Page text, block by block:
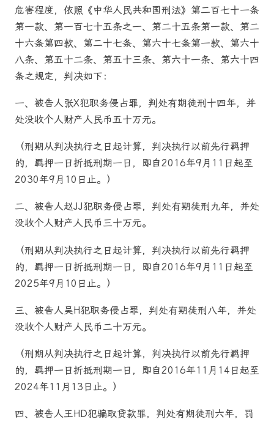
危害程度，依照《中华人民共和国刑法》第二百七十一条
第一款、第一百七十五条之一、第二十五条第一款、第二
十六条第四款、第二十七条、第六十七条第一款、第六十
八条、第五十二条、第五十三条、第六十一条、第六十四
条之规定，判决如下：
一、被告人张X犯职务侵占罪，判处有期徒刑十四年，并
处没收个人财产人民币五十万元。
（刑期从判决执行之日起计算，判决执行以前先行羁押
的，羁押一日折抵刑期一日，即自2016年9月11日起至
2030年9月10日止。）
二、被告人赵JJ犯职务侵占罪，判处有期徒刑九年，并处
没收个人财产人民币三十万元。
（刑期从判决执行之日起计算，判决执行以前先行羁押
的，羁押一日折抵刑期一日，即自2016年9月11日起至
2025年9月10日止。）
三、被告人吴H犯职务侵占罪，判处有期徒刑八年，并处
没收个人财产人民币二十万元。
（刑期从判决执行之日起计算，判决执行以前先行羁押
的，羁押一日折抵刑期一日，即自2016年11月14日起至
2024年11月13日止。）
四、被告人王HD犯骗取贷款罪，判处有期徒刑六年，罚